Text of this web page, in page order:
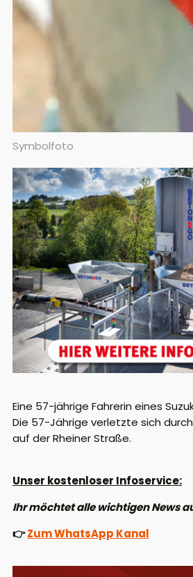
Symbolfoto
Eine 57-jährige Fahrerin eines
Die 57-Jährige verletzte sich
auf der Rheiner Straße.
Unser kostenloser Infoservice:
Ihr möchtet alle wichtigen News
👉Zum WhatsApp Kanal